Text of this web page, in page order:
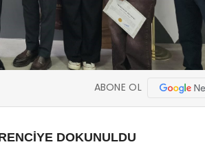
ABONE OL
DOKUNULDU